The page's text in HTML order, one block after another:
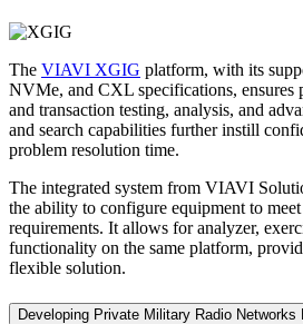
The VIAVI XGIG platform, with its
NVMe, and CXL specifications, ensures
and transaction testing, analysis, and
and search capabilities further instill
problem resolution time.
The integrated system from VIAVI
the ability to configure equipment to
requirements. It allows for analyzer,
functionality on the same platform,
flexible solution.
Developing Private Military Radio Networks